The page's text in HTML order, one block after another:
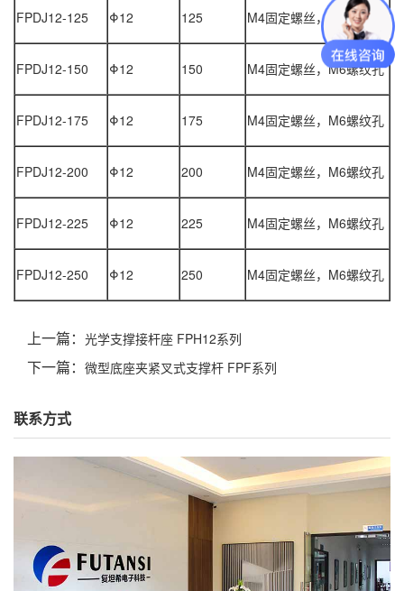
FPDJ12-125 Φ12 125 M4固定螺丝， M6螺纹孔
FPDJ12-150 Φ12 150 M4固定螺丝，M6螺纹孔
FPDJ12-175 Φ12 175 M4固定螺丝， M6螺纹孔
FPDJ12-200 Φ12 200 M4固定螺丝， M6螺纹孔
FPDJ12-225 Φ12 225 M4固定螺丝， M6螺纹孔
FPDJ12-250 Φ12 250 M4固定螺丝， M6螺纹孔
上一篇： 光学支撑接杆座 FPH12系列
下一篇： 微型底座夹紧叉式支撑杆 FPF系列
联系方式